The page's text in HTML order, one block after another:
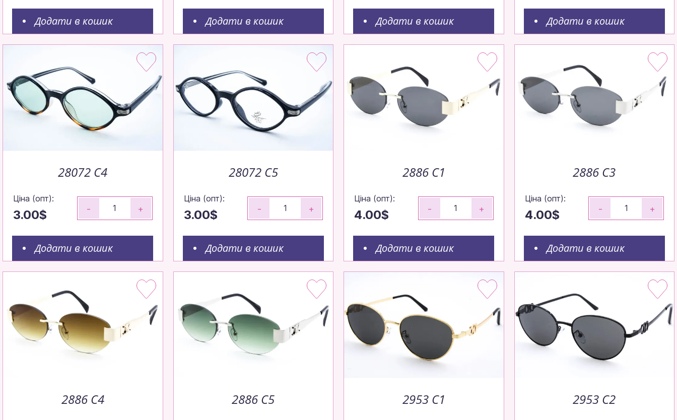
Додати в кошик Додати в кошик Додати в кошик Додати в кошик
28072 C4
Ціна (опт):
3.00$ - +
Додати в кошик
28072 C5
Ціна (опт):
3.00$ - +
Додати в кошик
2886 C1
Ціна (опт):
4.00$ - +
Додати в кошик
2886 C3
Ціна (опт):
4.00$ - +
Додати в кошик
2886 C4 2886 C5 2953 C1 2953 C2
Робимо все, щоб ваше замовлення вирушило до вас
максимально швидко.
Щотижня — нові моделі!
Щотижневі поповнення — залишайтеся в тренді без пауз.